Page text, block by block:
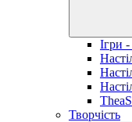
Ігри
Творчість